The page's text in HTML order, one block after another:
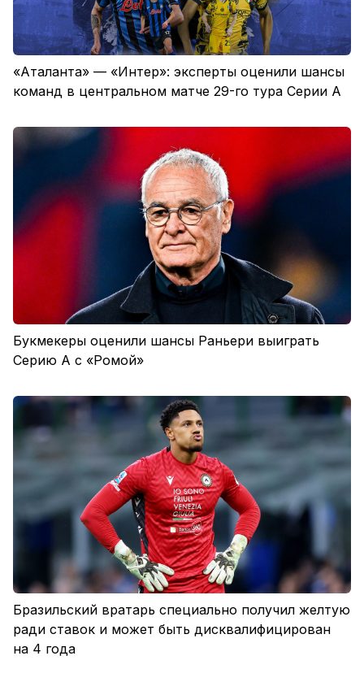
«Аталанта» — «Интер»: эксперты оценили шансы
команд в центральном матче 29-го тура Серии А
Букмекеры оценили шансы Раньери выиграть
Серию А с «Ромой»
Бразильский вратарь специально получил желтую
ради ставок и может быть дисквалифицирован
на 4 года